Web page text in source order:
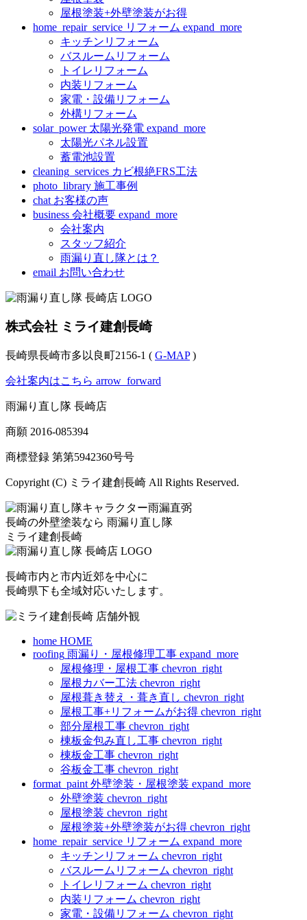
屋根塗装+外壁塗装がお得
home_repair_service リフォーム expand_more
キッチンリフォーム
バスルームリフォーム
トイレリフォーム
内装リフォーム
家電・設備リフォーム
外構リフォーム
solar_power 太陽光発電 expand_more
太陽光パネル設置
蓄電池設置
cleaning_services カビ根絶FRS工法
photo_library 施工事例
chat お客様の声
business 会社概要 expand_more
会社案内
スタッフ紹介
雨漏り直し隊とは？
email お問い合わせ
株式会社 ミライ建創長崎
長崎県長崎市多以良町2156-1 ( G-MAP)
会社案内はこちら arrow_forward
雨漏り直し隊 長崎店
商願 2016-085394
商標登録 第第5942360号号
Copyright (C) ミライ建創長崎 All Rights Reserved.
長崎の外壁塗装なら 雨漏り直し隊
ミライ建創長崎
長崎市内と市内近郊を中心に
長崎県下も全域対応いたします。
home HOME
roofing 雨漏り・屋根修理工事 expand_more
屋根修理・屋根工事 chevron_right
屋根カバー工法 chevron_right
屋根葺き替え・葺き直し chevron_right
屋根工事+リフォームがお得 chevron_right
部分屋根工事 chevron_right
棟板金包み直し工事 chevron_right
棟板金工事 chevron_right
谷板金工事 chevron_right
format_paint 外壁塗装・屋根塗装 expand_more
外壁塗装 chevron_right
屋根塗装 chevron_right
屋根塗装+外壁塗装がお得 chevron_right
home_repair_service リフォーム expand_more
キッチンリフォーム chevron_right
バスルームリフォーム chevron_right
トイレリフォーム chevron_right
内装リフォーム chevron_right
家電・設備リフォーム chevron_right